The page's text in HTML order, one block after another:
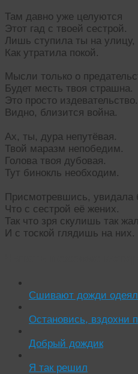
Там давно уже целуются
Этот гад с твоей сестрой.
Лишь ступила ты на улицу,
Как утратила покой.
Мысли только о
Будет месть твоя страшна.
Это просто издевательство.
Видно, близится война.
Ах, ты, дура непутёвая.
Твой маразм непобедим.
Голова твоя дубовая.
Тут бинокль необходим.
Присмотревшись, увидала
Что с сестрой её жених.
Так что зря скулишь так
И с тоской глядишь на них.
Сшивают дожди
Остановись, вздохни
Добрый дождик
Я так решил